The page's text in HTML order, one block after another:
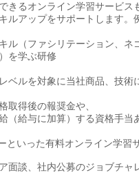
きるオンライン学習サービ
ルアップをサポートします。
ル（ファシリテーション、
を学ぶ研修
ベルを対象に当社商品、技術
取得後の報奨金や、
（給与に加算）する資格手当
といった有料オンライン学習
面談、社内公募のジョブチ